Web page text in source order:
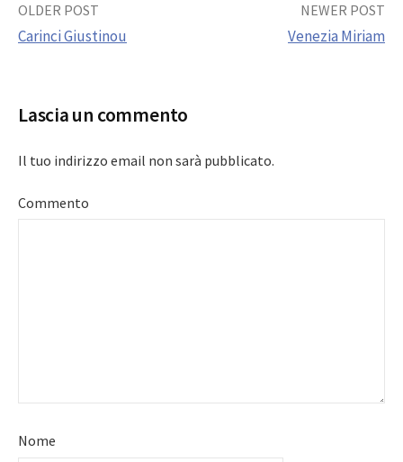
Post
OLDER POST
Carinci Giustinou
NEWER POST
Venezia Miriam
Lascia un commento
Il tuo indirizzo email non sarà pubblicato.
Commento
Nome